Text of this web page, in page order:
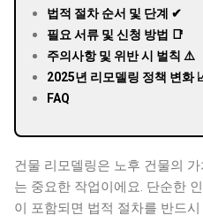
법적 절차 순서 및 단계 ✔
필요 서류 및 신청 방법 📑
주의사항 및 위반 시 벌칙 ⚠️
2025년 리모델링 정책 변화
FAQ
건물 리모델링은 노후 건물의
는 중요한 작업이에요. 단순한
이 포함되면 법적 절차를 반드